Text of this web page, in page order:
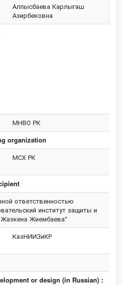
Алпысбаева Карлыгаш
Азирбековна
МНВО РК
organization
МСХ РК
ответственностью
институт защиты и
Жазкена Жиембаева"
КазНИИЗиКР
or design (in Russian) :